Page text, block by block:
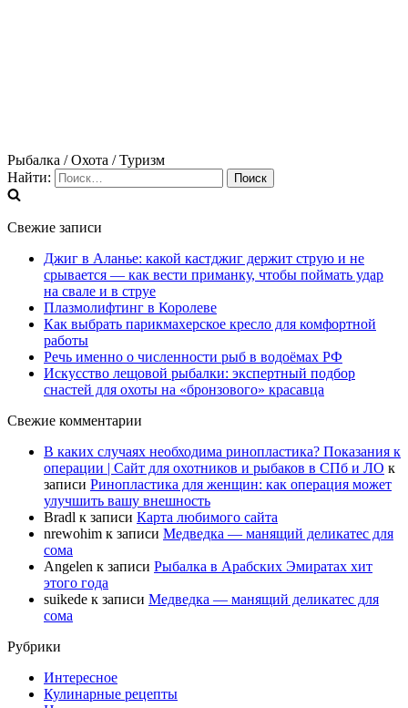
Рыбалка / Охота / Туризм
Найти:
Свежие записи
Джиг в Аланье: какой кастджиг держит струю и не
срывается — как вести приманку, чтобы поймать удар
на свале и в струе
Плазмолифтинг в Королеве
Как выбрать парикмахерское кресло для комфортной
работы
Речь именно о численности рыб в водоёмах РФ
Искусство лещовой рыбалки: экспертный подбор
снастей для охоты на «бронзового» красавца
Свежие комментарии
В каких случаях необходима ринопластика? Показания к
операции | Сайт для охотников и рыбаков в СПб и ЛО к
записи Ринопластика для женщин: как операция может
улучшить вашу внешность
Bradl к записи Карта любимого сайта
nrewohim к записи Медведка — манящий деликатес для
сома
Angelen к записи Рыбалка в Арабских Эмиратах хит
этого года
suikede к записи Медведка — манящий деликатес для
сома
Рубрики
Интересное
Кулинарные рецепты